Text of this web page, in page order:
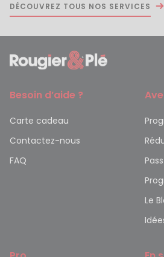
DÉCOUVREZ TOUS NOS SERVICES
Besoin d’aide ?
Carte cadeau
Contactez-nous
FAQ
Le